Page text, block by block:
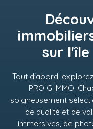
sur l'île
Tout d'abord,
PRO G IMMO.
soigneusement
de qualité et de
immersives, de